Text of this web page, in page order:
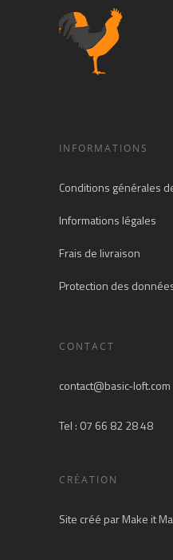
INFORMATIONS
Conditions générales
Informations légales
Frais de livraison
Protection des
CONTACT
contact@basic-loft.com
Tel : 07 66 82 28 48
CRÉATION
Site créé parMake it